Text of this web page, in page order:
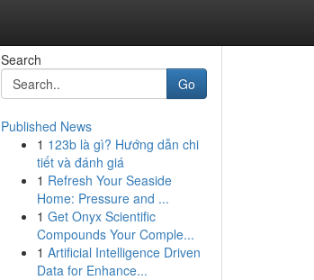
Search
Go
Published News
1 123b là gì? Hướng dẫn chi
tiết và đánh giá
1 Refresh Your Seaside
Home: Pressure and ...
1 Get Onyx Scientific
Compounds Your Comple...
1 Artificial Intelligence Driven
Data for Enhance...